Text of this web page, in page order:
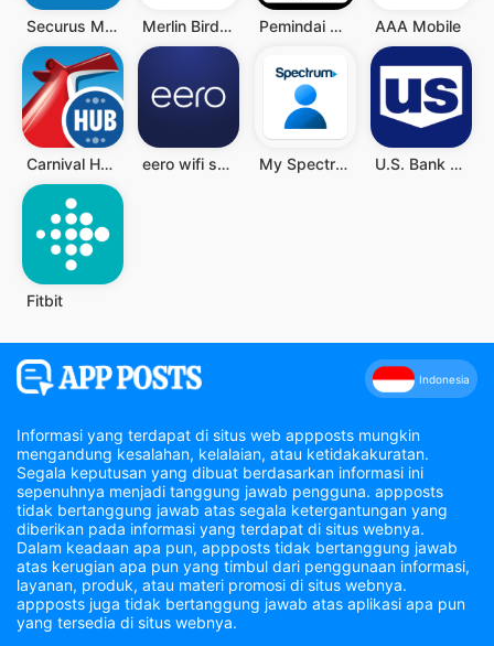
Securus Mobile Merlin Bird ID by Cornell Lab Pemindai QR - Barcode Scanner AAA Mobile
Carnival HUB eero wifi system My Spectrum U.S. Bank Mobile Banking
Fitbit
Indonesia
Informasi yang terdapat di situs web appposts mungkin
mengandung kesalahan, kelalaian, atau ketidakakuratan.
Segala keputusan yang dibuat berdasarkan informasi ini
sepenuhnya menjadi tanggung jawab pengguna. appposts
tidak bertanggung jawab atas segala ketergantungan yang
diberikan pada informasi yang terdapat di situs webnya.
Dalam keadaan apa pun, appposts tidak bertanggung jawab
atas kerugian apa pun yang timbul dari penggunaan informasi,
layanan, produk, atau materi promosi di situs webnya.
appposts juga tidak bertanggung jawab atas aplikasi apa pun
yang tersedia di situs webnya.